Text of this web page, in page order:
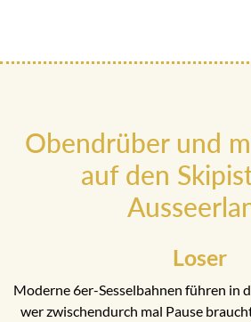
Obendrüber und
auf den
Loser
Moderne 6er-Sesselbahnen führen in
wer zwischendurch mal Pause